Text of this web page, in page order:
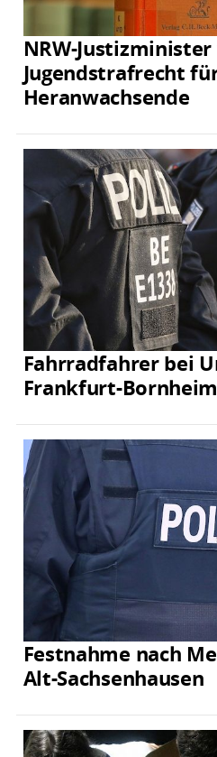
NRW-
Jugendstrafrecht
Heranwachsende
Fahrradfahrer bei
Frankfurt-
Festnahme nach
Alt-Sachsenhausen